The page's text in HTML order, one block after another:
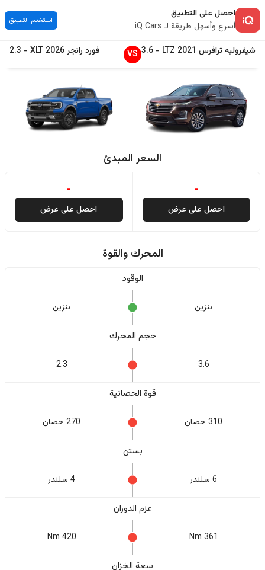
احصل على التطبيق
أسرع وأسهل طريقة لـ iQ Cars
استخدم التطبيق
شيفروليهترافرس 2021
LTZ
-
3.6
VS فورد رانجر2026
XLT
-
2.3
السعر المبدئ
-
احصل على عرض
-
احصل على عرض
المحرك والقوة
الوقود
بنزين بنزين
حجم المحرك
3.6
2.3
قوة الحصانية
310 حصان 270 حصان
بستن
6 سلندر 4 سلندر
عزم الدوران
361 Nm
420 Nm
سعة الخزان